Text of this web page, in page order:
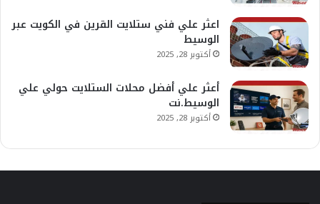
اعثر علي فني ستلايت القرين في الكويت عبر
الوسيط
أكتوبر 28, 2025
أعثر علي أفضل محلات الستلايت حولي علي
الوسيط.نت
أكتوبر 28, 2025